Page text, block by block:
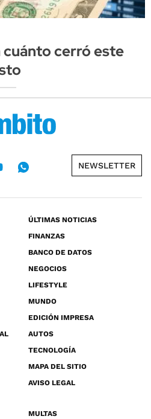
cuánto cerró este
NEWSLETTER
ÚLTIMAS NOTICIAS
FINANZAS
BANCO DE DATOS
NEGOCIOS
LIFESTYLE
MUNDO
EDICIÓN IMPRESA
AUTOS
TECNOLOGÍA
MAPA DEL SITIO
AVISO LEGAL
MULTAS